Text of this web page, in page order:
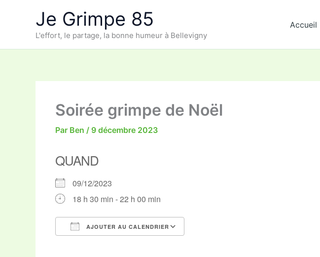
Je Grimpe 85
L'effort, le partage, la bonne humeur à Bellevigny
Accueil
Soirée grimpe de Noël
Par Ben / 9 décembre 2023
QUAND
09/12/2023
18 h 30 min - 22 h 00 min
AJOUTER AU CALENDRIER